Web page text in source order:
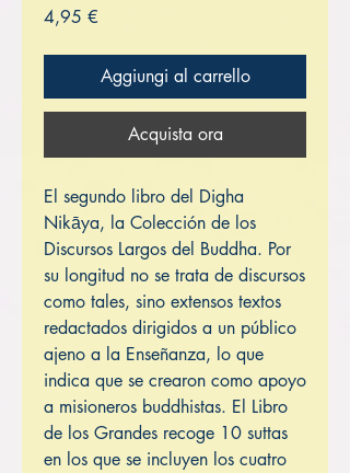
4,95 €
Aggiungi al carrello
Acquista ora
El segundo libro del Digha
Nikāya, la Colección de los
Discursos Largos del Buddha. Por
su longitud no se trata de discursos
como tales, sino extensos textos
redactados dirigidos a un público
ajeno a la Enseñanza, lo que
indica que se crearon como apoyo
a misioneros buddhistas. El Libro
de los Grandes recoge 10 suttas
en los que se incluyen los cuatro